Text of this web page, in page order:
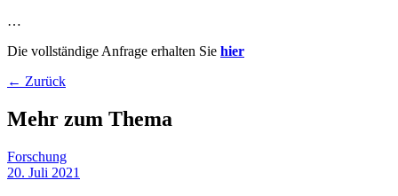
…
Die vollständige Anfrage erhalten Sie hier
← Zurück
Mehr zum Thema
Forschung
20. Juli 2021